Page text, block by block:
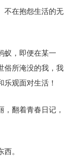
不在抱怨生活的无
蚁，即便在某一
俗所淹没的我，我
观面对生活！
翻着青春日记，
。